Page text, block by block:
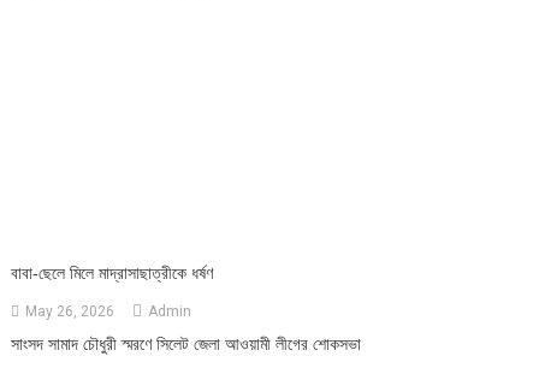
বাবা-ছেলে মিলে মাদ্রাসাছাত্রীকে ধর্ষণ
May 26, 2026 Admin
সাংসদ সামাদ চৌধুরী স্মরণে সিলেট জেলা আওয়ামী লীগের শোকসভা